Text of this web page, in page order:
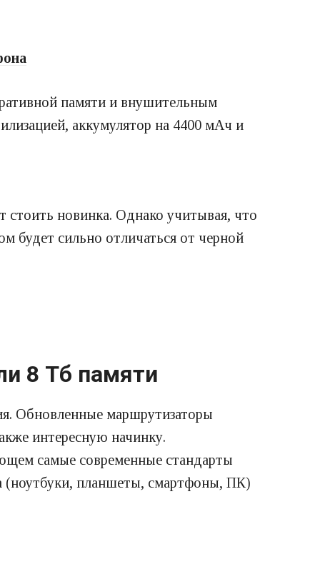
памяти и внушительным
аккумулятор на 4400 мАч и
стоить новинка. Однако учитывая, что
будет сильно отличаться от черной
8 Тб памяти
Обновленные маршрутизаторы
интересную начинку.
самые современные стандарты
(ноутбуки, планшеты, смартфоны, ПК)